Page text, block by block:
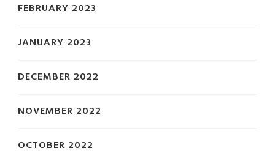
FEBRUARY 2023
JANUARY 2023
DECEMBER 2022
NOVEMBER 2022
OCTOBER 2022